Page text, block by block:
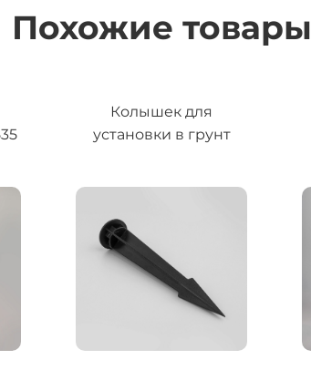
Похожие товары
Колышек для
установки в грунт